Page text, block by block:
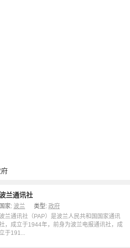
兰通讯社
国家: 波兰 类型: 政府
兰通讯社（PAP）是波兰人民共和国国家通讯
，成立于1944年，前身为波兰电报通讯社，成
于191...